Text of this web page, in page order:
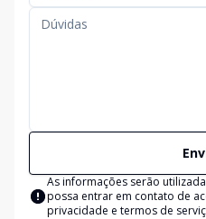
As informações serão
possa entrar em contato de
privacidade e termos de